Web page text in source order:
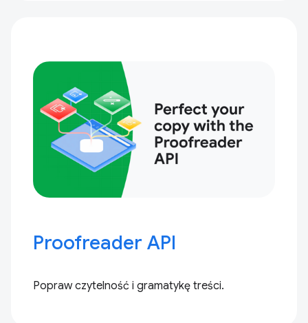
Proofreader API
Popraw czytelność i gramatykę treści.